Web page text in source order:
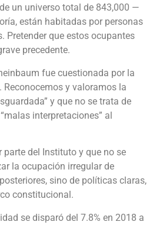
un universo total de 843,000 —
están habitadas por personas
que estos ocupantes
precedente.
fue cuestionada por la
y valoramos la
y que no se trata de
interpretaciones” al
del Instituto y que no se
la ocupación irregular de
sino de políticas claras,
constitucional.
se disparó del 7.8% en 2018 a